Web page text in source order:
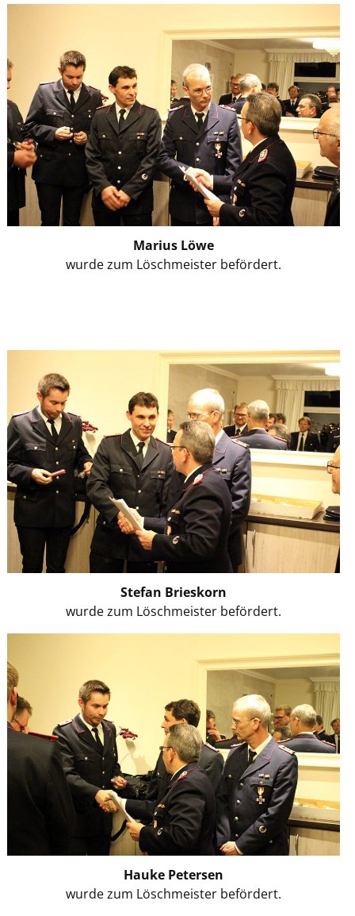
Marius Löwe
wurde zum Löschmeister befördert.
Stefan Brieskorn
wurde zum Löschmeister befördert.
Hauke Petersen
wurde zum Löschmeister befördert.